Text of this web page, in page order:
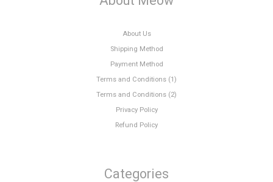
About Us
Shipping Method
Payment Method
Terms and Conditions (1)
Terms and Conditions (2)
Privacy Policy
Refund Policy
Categories